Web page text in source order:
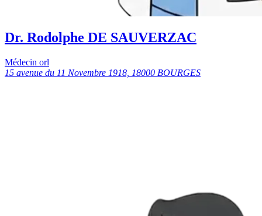
Dr. Rodolphe DE SAUVERZAC
Médecin orl
15 avenue du 11 Novembre 1918, 18000 BOURGES